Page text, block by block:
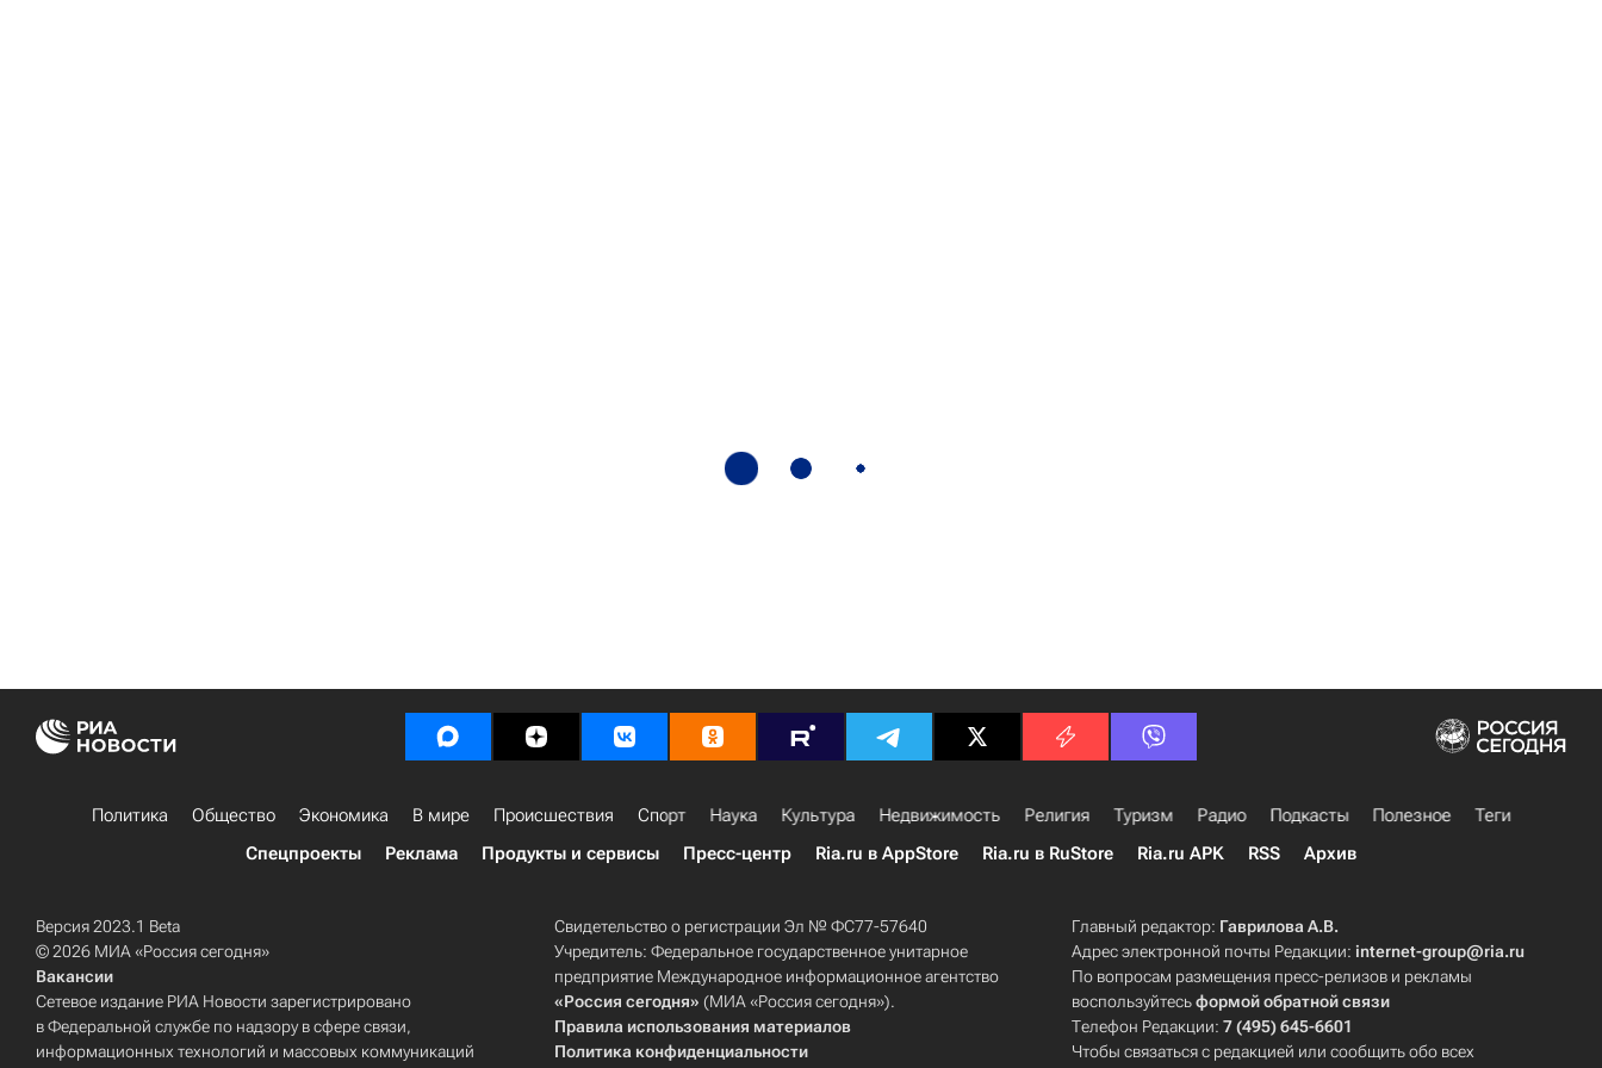
Политика Общество Экономика В мире Происшествия Спорт Наука Культура Недвижимость Религия Туризм Радио Подкасты Полезное
Теги
Спецпроекты
Реклама Продукты и сервисы Пресс-центр Ria.ru в AppStore Ria.ru в RuStore Ria.ru APK RSS Архив
Версия 2023.1 Beta
© 2026 МИА «Россия сегодня»
Вакансии
Сетевое издание РИА Новости зарегистрировано
в Федеральной службе по надзору в сфере связи,
информационных технологий и массовых коммуникаций
Свидетельство о регистрации Эл № ФС77-57640
Учредитель: Федеральное государственное унитарное
предприятие Международное информационное агентство
«Россия сегодня» (МИА «Россия сегодня»).
Правила использования материалов
Политика конфиденциальности
Главный редактор: Гаврилова А.В.
Адрес электронной почты Редакции:internet-group@ria.ru
По вопросам размещения пресс-релизов и рекламы
воспользуйтесьформой обратной связи
Телефон Редакции:7 (495) 645-6601
Чтобы связаться с редакцией или сообщить обо всех